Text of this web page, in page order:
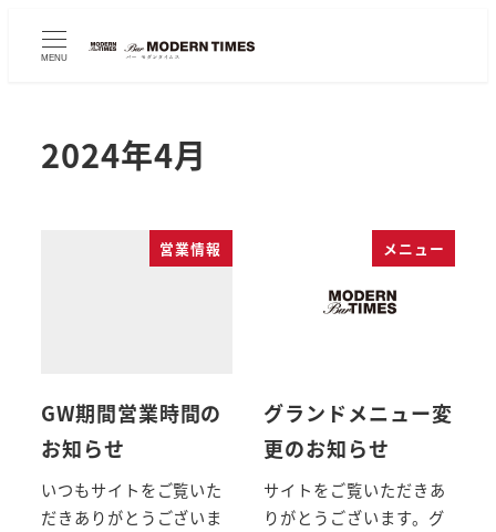
MENU
2024年4月
営業情報
GW期間営業時間の
お知らせ
いつもサイトをご覧いた
だきありがとうございま
メニュー
グランドメニュー変
更のお知らせ
サイトをご覧いただきあ
りがとうございます。グ